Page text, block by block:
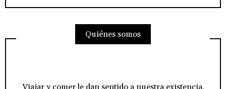
Quiénes somos